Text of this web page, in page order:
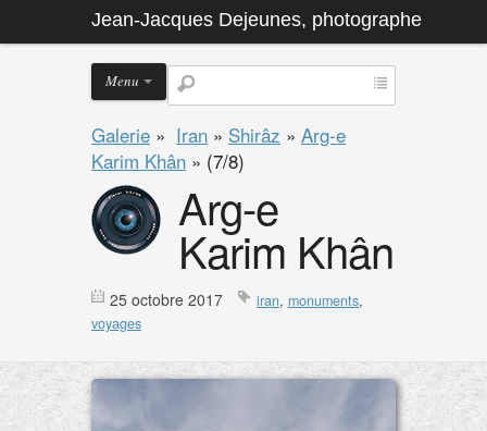
Jean-Jacques Dejeunes, photographe
Menu
Galerie » Iran » Shirâz » Arg-e
Karim Khân » (7/8)
Arg-e
Karim Khân
25 octobre 2017 iran, monuments,
voyages